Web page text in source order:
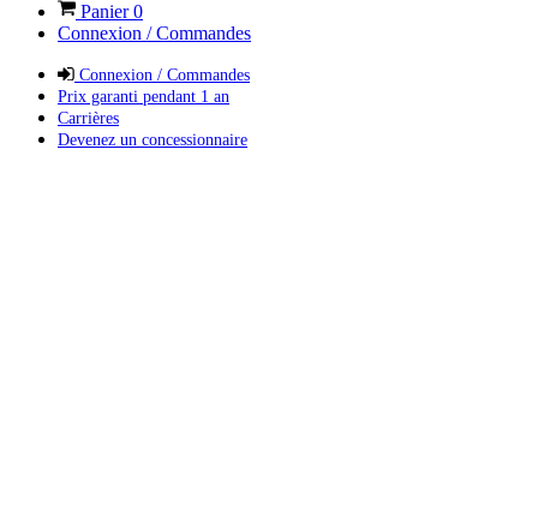
Panier0
Connexion / Commandes
Connexion / Commandes
Prix garanti pendant 1 an
Carrières
Devenez un concessionnaire